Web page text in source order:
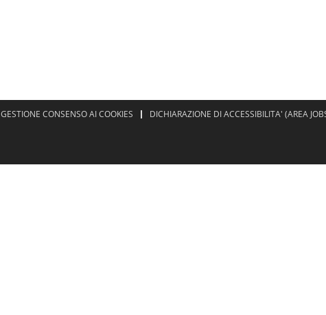
GESTIONE CONSENSO AI COOKIES
DICHIARAZIONE DI ACCESSIBILITA' (AREA